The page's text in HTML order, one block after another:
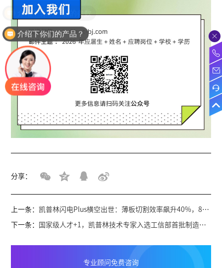
分享：
上一条： 凯普林闪电Plus横空出世：薄板切割效率飙升40%，800天质保重塑行业标准
下一条： 国家级人才+1，凯普林技术专家入选工信部首批制造业人才支持计划
专业顾问免费咨询
介绍下你们的产品？